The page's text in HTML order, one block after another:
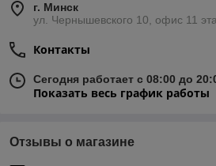
г. Минск
ул. Чернышевского 10, офис 11
Контакты
Сегодня работает с 08:00 до
Показать весь график работы
Отзывы о магазине